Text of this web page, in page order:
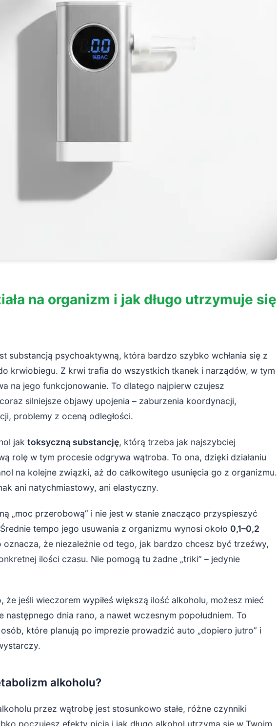
na organizm i jak długo utrzymuje się
substancją psychoaktywną, która bardzo szybko wchłania się z
krwiobiegu. Z krwi trafia do wszystkich tkanek i narządów, w tym
na jego funkcjonowanie. To dlatego najpierw czujesz
silniejsze objawy upojenia – zaburzenia koordynacji,
problemy z oceną odległości.
jak toksyczną substancję, którą trzeba jak najszybciej
rolę w tym procesie odgrywa wątroba. To ona, dzięki działaniu
na kolejne związki, aż do całkowitego usunięcia go z organizmu.
ani natychmiastowy, ani elastyczny.
„moc przerobową” i nie jest w stanie znacząco przyspieszyć
tempo jego usuwania z organizmu wynosi około 0,1–0,2
oznacza, że niezależnie od tego, jak bardzo chcesz być trzeźwy,
ilości czasu. Nie pomogą tu żadne „triki” – jedynie
jeśli wieczorem wypiłeś większą ilość alkoholu, możesz mieć
następnego dnia rano, a nawet wczesnym popołudniem. To
które planują po imprezie prowadzić auto „dopiero jutro” i
alkoholu?
przez wątrobę jest stosunkowo stałe, różne czynniki
poczujesz efekty picia i jak długo alkohol utrzyma się w Twoim